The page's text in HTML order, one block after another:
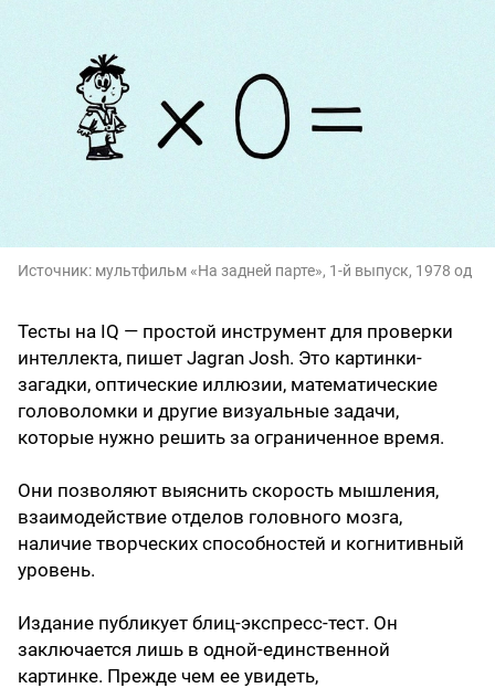
Источник: мультфильм «На задней парте», 1-й выпуск, 1978 од
Тесты на IQ — простой инструмент для проверки
интеллекта, пишет Jagran Josh. Это картинки-
загадки, оптические иллюзии, математические
головоломки и другие визуальные задачи,
которые нужно решить за ограниченное время.
Они позволяют выяснить скорость мышления,
взаимодействие отделов головного мозга,
наличие творческих способностей и когнитивный
уровень.
Издание публикует блиц-экспресс-тест. Он
заключается лишь в одной-единственной
картинке. Прежде чем ее увидеть,